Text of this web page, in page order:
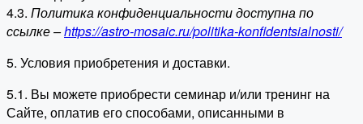
4.3. Политика конфиденциальности доступна по
ссылке –https://astro-mosaic.ru/politika-konfidentsialnosti/
5. Условия приобретения и доставки.
5.1. Вы можете приобрести семинар и/или тренинг на
Сайте, оплатив его способами, описанными в